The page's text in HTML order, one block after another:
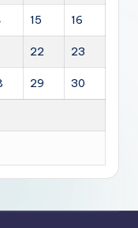
15 16
22 23
29 30